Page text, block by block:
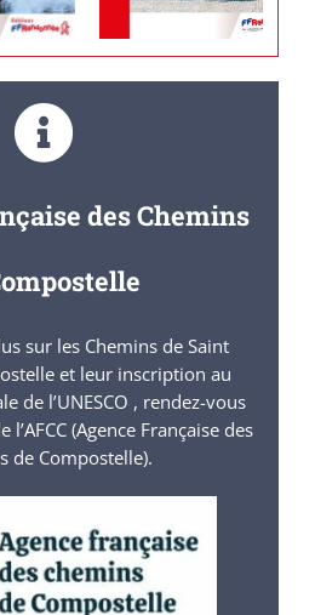
des Chemins
sur les Chemins de Saint
et leur inscription au
de l’UNESCO , rendez-vous
(Agence Française des
de Compostelle).